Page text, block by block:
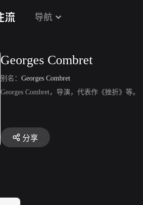
导航
Georges Combret
别名： Georges Combret
Georges Combret，导演，代表作《挫折》等。
分享